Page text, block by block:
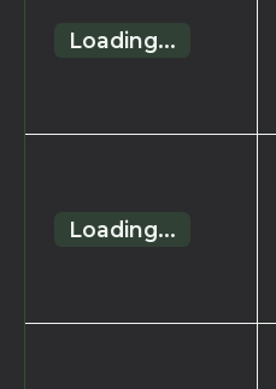
Loading...
Loading...